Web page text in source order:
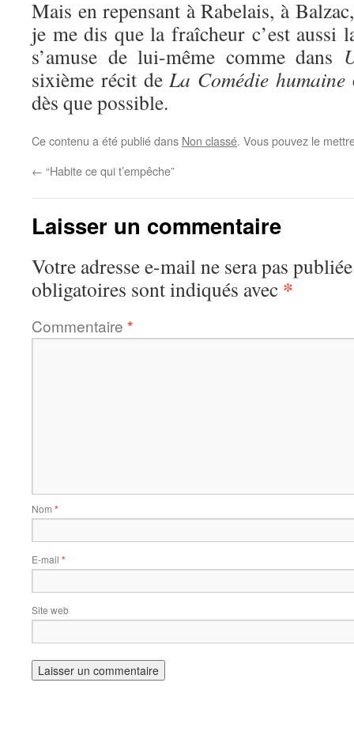
Mais en repensant à Rabelais, à
je me dis que la fraîcheur c’est aussi
s’amuse de lui-même comme dans
sixième récit deLa Comédie humaine
dès que possible.
Ce contenu a été publié dans Non classé. Vous pouvez le
← “Habite ce qui t’empêche”
Laisser un commentaire
Votre adresse e-mail ne sera pas
obligatoires sont indiqués avec *
Commentaire *
Nom *
E-mail *
Site web